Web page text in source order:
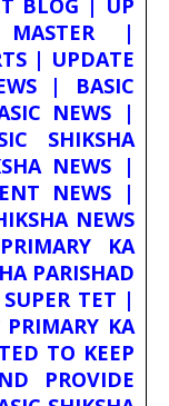
BLOG | UP
|
| UPDATE
| BASIC
NEWS |
SHIKSHA
NEWS |
NEWS |
NEWS
KA
PARISHAD
TET |
PRIMARY KA
TO KEEP
PROVIDE